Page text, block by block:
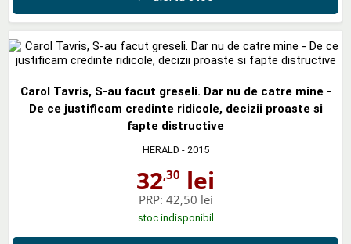
Carol Tavris, S-au facut greseli. Dar nu de catre mine -
De ce justificam credinte ridicole, decizii proaste si
fapte distructive
HERALD - 2015
32,30 lei
PRP: 42,50 lei
stoc indisponibil